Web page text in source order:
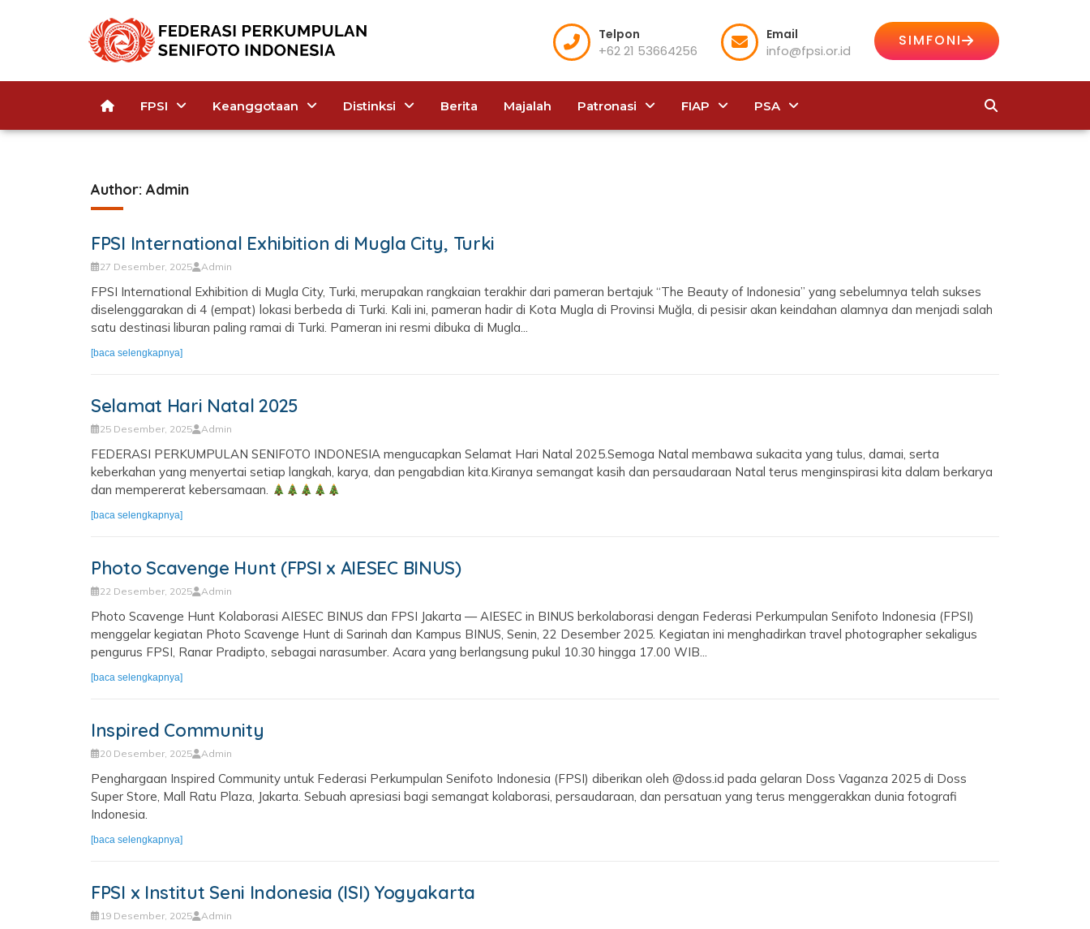
Telpon
+62 21 53664256
Email
info@fpsi.or.id
SIMFONI
FPSI Keanggotaan Distinksi Berita Majalah Patronasi FIAP PSA
Author: Admin
FPSI International Exhibition di Mugla City, Turki
27 Desember, 2025 Admin
FPSI International Exhibition di Mugla City, Turki, merupakan rangkaian terakhir dari pameran bertajuk “The Beauty of Indonesia” yang sebelumnya telah sukses
diselenggarakan di 4 (empat) lokasi berbeda di Turki. Kali ini, pameran hadir di Kota Mugla di Provinsi Muğla, di pesisir akan keindahan alamnya dan menjadi salah
satu destinasi liburan paling ramai di Turki. Pameran ini resmi dibuka di Mugla...
[baca selengkapnya]
Selamat Hari Natal 2025
25 Desember, 2025 Admin
FEDERASI PERKUMPULAN SENIFOTO INDONESIA mengucapkan Selamat Hari Natal 2025.Semoga Natal membawa sukacita yang tulus, damai, serta
keberkahan yang menyertai setiap langkah, karya, dan pengabdian kita.Kiranya semangat kasih dan persaudaraan Natal terus menginspirasi kita dalam berkarya
dan mempererat kebersamaan.
[baca selengkapnya]
Photo Scavenge Hunt (FPSI x AIESEC BINUS)
22 Desember, 2025 Admin
Photo Scavenge Hunt Kolaborasi AIESEC BINUS dan FPSI Jakarta — AIESEC in BINUS berkolaborasi dengan Federasi Perkumpulan Senifoto Indonesia (FPSI)
menggelar kegiatan Photo Scavenge Hunt di Sarinah dan Kampus BINUS, Senin, 22 Desember 2025. Kegiatan ini menghadirkan travel photographer sekaligus
pengurus FPSI, Ranar Pradipto, sebagai narasumber. Acara yang berlangsung pukul 10.30 hingga 17.00 WIB...
[baca selengkapnya]
Inspired Community
20 Desember, 2025 Admin
Penghargaan Inspired Community untuk Federasi Perkumpulan Senifoto Indonesia (FPSI) diberikan oleh @doss.id pada gelaran Doss Vaganza 2025 di Doss
Super Store, Mall Ratu Plaza, Jakarta. Sebuah apresiasi bagi semangat kolaborasi, persaudaraan, dan persatuan yang terus menggerakkan dunia fotografi
Indonesia.
[baca selengkapnya]
FPSI x Institut Seni Indonesia (ISI) Yogyakarta
19 Desember, 2025 Admin